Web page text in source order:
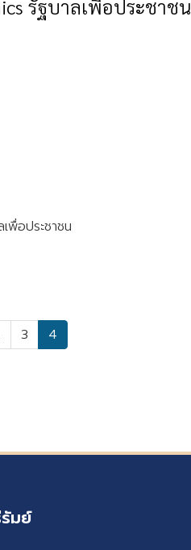
รัฐบาลเพื่อประชาชน
พื่อประชาชน
3 4
มย์